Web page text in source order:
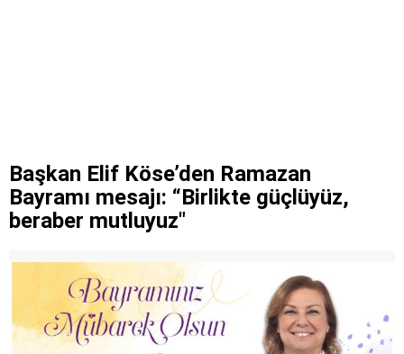
Başkan Elif Köse’den Ramazan
Bayramı mesajı: “Birlikte güçlüyüz,
beraber mutluyuz"